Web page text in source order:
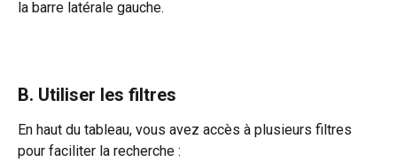
la barre latérale gauche.
B. Utiliser les filtres
En haut du tableau, vous avez accès à plusieurs filtres
pour faciliter la recherche :